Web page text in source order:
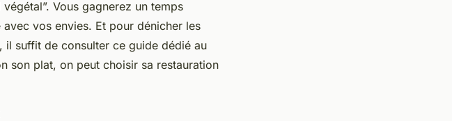
Vous gagnerez un temps
vos envies. Et pour dénicher les
il suffit de consulter ce guide dédié au
son plat, on peut choisir sa restauration